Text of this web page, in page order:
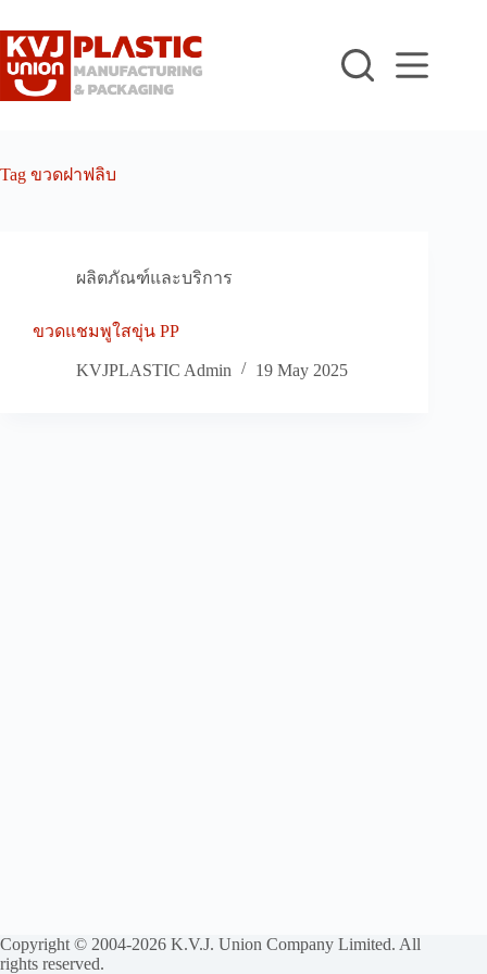
to
content
Tag ขวดฝาฟลิบ
ผลิตภัณฑ์และบริการ
ขวดแชมพูใสขุ่น PP
KVJPLASTIC Admin 19 May 2025
Copyright © 2004-2026 K.V.J. Union Company Limited. All
rights reserved.